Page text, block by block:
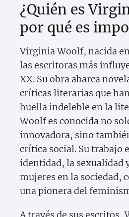
¿Quién es
por qué es
Virginia Woolf, nacida
las escritoras más
XX. Su obra abarca
críticas literarias que
huella indeleble en la
Woolf es conocida no
innovadora, sino
crítica social. Su trabajo
identidad, la sexualidad
mujeres en la sociedad,
una pionera del